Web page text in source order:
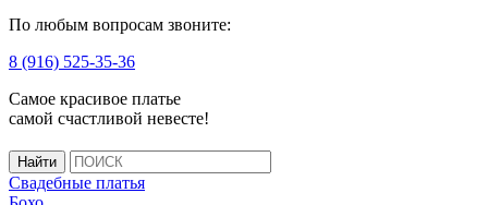
По любым вопросам звоните:
8 (916) 525-35-36
Самое красивое платье
самой счастливой невесте!
Свадебные платья